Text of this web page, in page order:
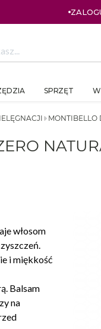
SPRZĘT
MONTIBELLO
włosom
i miękkość
Balsam
na